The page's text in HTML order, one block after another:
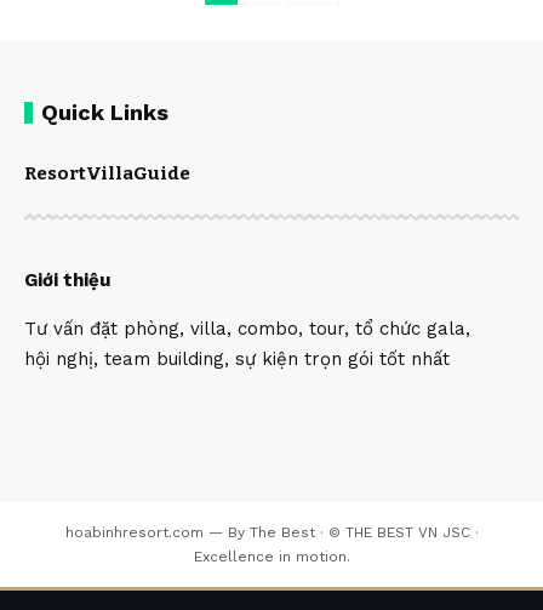
Quick Links
ResortVillaGuide
Giới thiệu
Tư vấn đặt phòng, villa, combo, tour, tổ chức gala,
hội nghị, team building, sự kiện trọn gói tốt nhất
hoabinhresort.com — By The Best · © THE BEST VN JSC ·
Excellence in motion.